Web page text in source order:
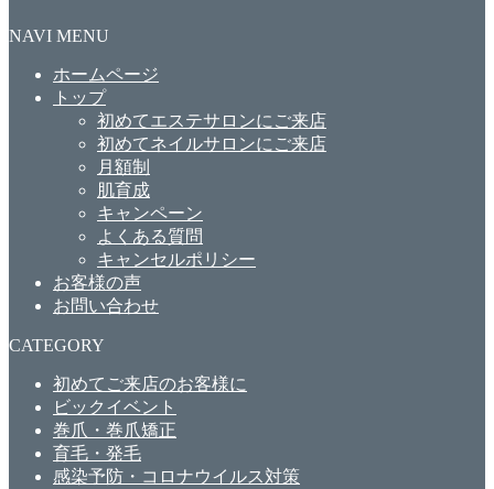
NAVI MENU
ホームページ
トップ
初めてエステサロンにご来店
初めてネイルサロンにご来店
月額制
肌育成
キャンペーン
よくある質問
キャンセルポリシー
お客様の声
お問い合わせ
CATEGORY
初めてご来店のお客様に
ビックイベント
巻爪・巻爪矯正
育毛・発毛
感染予防・コロナウイルス対策